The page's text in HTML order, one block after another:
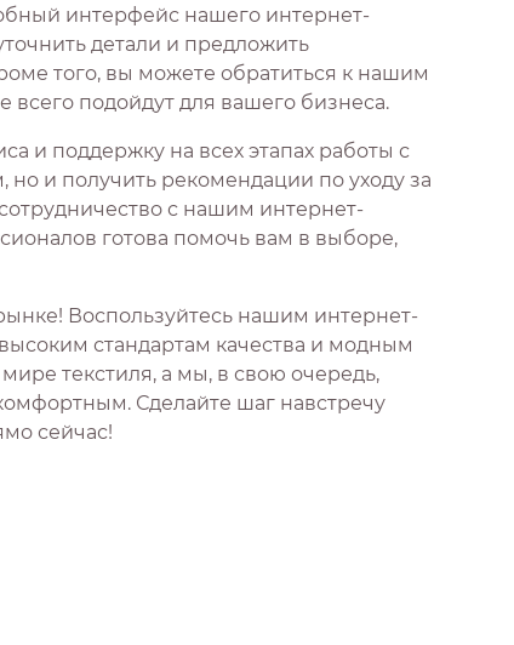
интерфейс нашего интернет-
детали и предложить
того, вы можете обратиться к нашим
всего подойдут для вашего бизнеса.
и поддержку на всех этапах работы с
и получить рекомендации по уходу за
с нашим интернет-
готова помочь вам в выборе,
Воспользуйтесь нашим интернет-
стандартам качества и модным
текстиля, а мы, в свою очередь,
Сделайте шаг навстречу
сейчас!